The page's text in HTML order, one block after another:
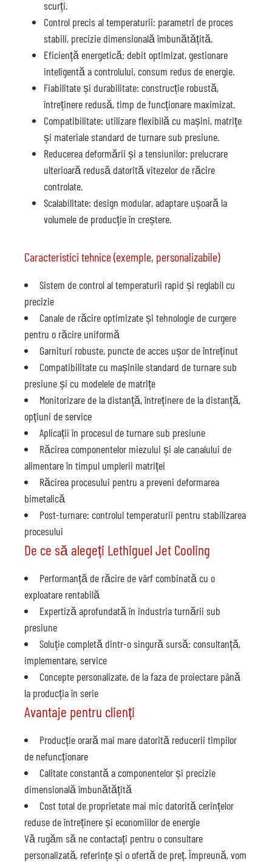
scurți.
Control precis al temperaturii: parametri de proces
stabili, precizie dimensională îmbunătățită.
Eficiență energetică: debit optimizat, gestionare
inteligentă a controlului, consum redus de energie.
Fiabilitate și durabilitate: construcție robustă,
întreținere redusă, timp de funcționare maximizat.
Compatibilitate: utilizare flexibilă cu mașini, matrițe
și materiale standard de turnare sub presiune.
Reducerea deformării și a tensiunilor: prelucrare
ulterioară redusă datorită vitezelor de răcire
controlate.
Scalabilitate: design modular, adaptare ușoară la
volumele de producție în creștere.
Caracteristici tehnice (exemple, personalizabile)
Sistem de control al temperaturii rapid și reglabil cu
precizie
Canale de răcire optimizate și tehnologie de curgere
pentru o răcire uniformă
Garnituri robuste, puncte de acces ușor de întreținut
Compatibilitate cu mașinile standard de turnare sub
presiune și cu modelele de matrițe
Monitorizare de la distanță, întreținere de la distanță,
opțiuni de service
Aplicații în procesul de turnare sub presiune
Răcirea componentelor miezului și ale canalului de
alimentare în timpul umplerii matriței
Răcirea procesului pentru a preveni deformarea
bimetalică
Post-turnare: controlul temperaturii pentru stabilizarea
procesului
De ce să alegeți Lethiguel Jet Cooling
Performanță de răcire de vârf combinată cu o
exploatare rentabilă
Expertiză aprofundată în industria turnării sub
presiune
Soluție completă dintr-o singură sursă: consultanță,
implementare, service
Concepte personalizate, de la faza de proiectare până
la producția în serie
Avantaje pentru clienți
Producție orară mai mare datorită reducerii timpilor
de nefuncționare
Calitate constantă a componentelor și precizie
dimensională îmbunătățită
Cost total de proprietate mai mic datorită cerințelor
reduse de întreținere și economiilor de energie
Vă rugăm să ne contactați pentru o consultare
personalizată, referințe și o ofertă de preț. Împreună, vom